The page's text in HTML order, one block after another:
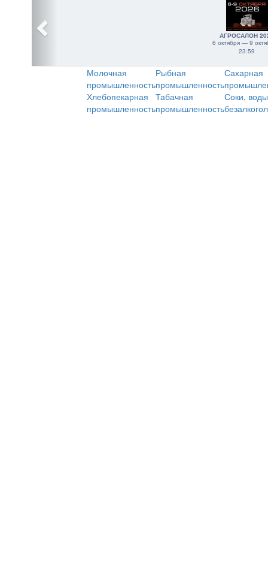
АГРОСАЛОН
6 октября — 9
23:59
Молочная
промышленность
Рыбная
промышленность
Сахарная
Хлебопекарная
промышленность
Табачная
промышленность
Соки,